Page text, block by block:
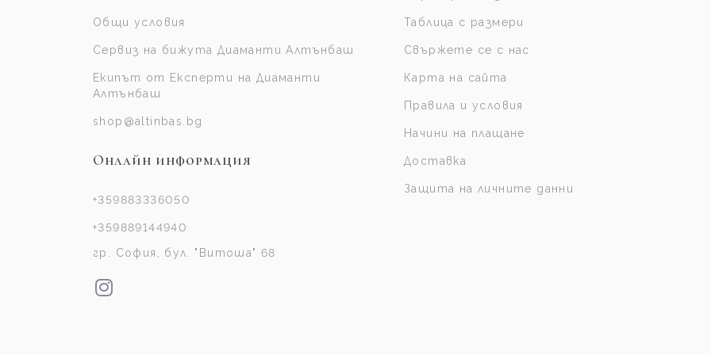
Общи условия
Сервиз на бижута Диаманти Алтънбаш
Екипът от Експерти на Диаманти
Алтънбаш
shop@altinbas.bg
Онлайн информация
+359883336050
+359889144940
гр. София, бул. "Витоша" 68
Таблица с размери
Свържете се с нас
Карта на сайта
Правила и условия
Начини на плащане
Доставка
Защита на личните данни